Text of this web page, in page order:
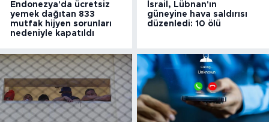
Endonezya'da ücretsiz
yemek dağıtan 833
mutfak hijyen sorunları
nedeniyle kapatıldı
İsrail, Lübnan'ın
güneyine hava saldırısı
düzenledi: 10 ölü